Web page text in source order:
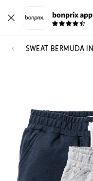
bonprix app